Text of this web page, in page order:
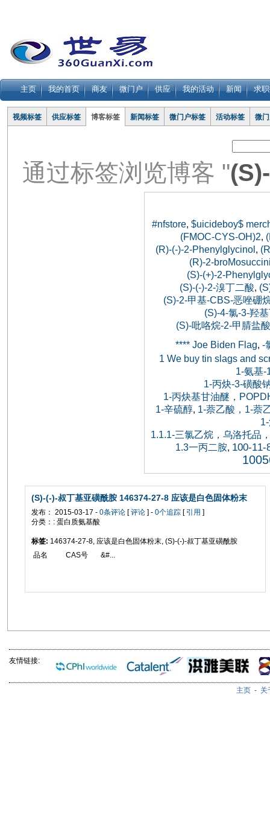
主页 我的首页 商友 微门户 供应 我的活动 新闻 求
视频标签 供应标签 博客标签 新闻标签 微门户标签 活动标签 微
通过标签浏览博客 "
#nfstore, $uicideboy$
(FMOC-CYS-OH)2,
(R)-(-)-2-Phenylglycinol,
(R)-2-
(S)-(+)-2-
(S)-(-)-2-溴丁二酸,
(S)-2-甲基-CBS-恶唑硼
(S)-4-氯-3-羟
(S)-吡咯烷-2-甲腈盐
**** Joe Biden Flag,-
1 We buy tin slags and
1-氨基-
1-丙炔-3-磺酸
1-丙炔基甘油醚，
1-辛硫醇, 1-萘乙酸，1-萘
1.1.1-三氯乙烷，乌洛托品
1.3一丙二胺, 100-11-
(S)-(-)-叔丁基亚磺酰胺 146374-27-8 应该是白色固体粉末
发布： 2015-03-17 - 0条评论 [评论 ] - 0个追踪 [ 引用 ]
分类：: 蛋白质氨基酸
标签: 146374-27-8, 应该是白色固体粉末, (S)-(-)-叔丁基亚磺酰胺
品名 CAS号 &#...
友情链接:
主页 - 关